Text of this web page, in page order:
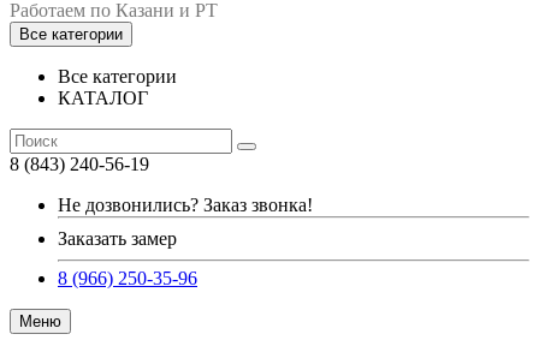
Все категории
Все категории
КАТАЛОГ
8 (843) 240-56-19
Не дозвонились? Заказ звонка!
Заказать замер
8 (966) 250-35-96
Меню